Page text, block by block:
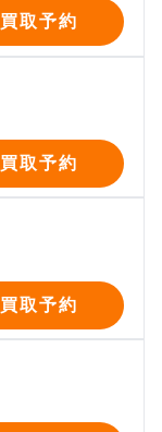
買取予約
買取予約
買取予約